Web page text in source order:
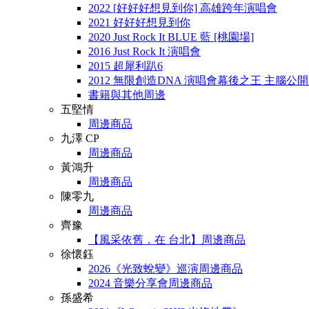
2022 [好好好想見到你] 高雄跨年演唱會
2021 好好好想見到你
2020 Just Rock It BLUE 藍 [桃園場]
2016 Just Rock It 演唱會
2015 超犀利趴6
2012 無限創造DNA 演唱會幕後之王 主腦公
書籍與其他周邊
五堅情
周邊商品
九澤 CP
周邊商品
黃鴻升
周邊商品
陳零九
周邊商品
齊豫
【風采依舊．在 台北】周邊商品
徐懷鈺
2026《光致蛻變》巡演周邊商品
2024 音樂分享會周邊商品
孫盛希